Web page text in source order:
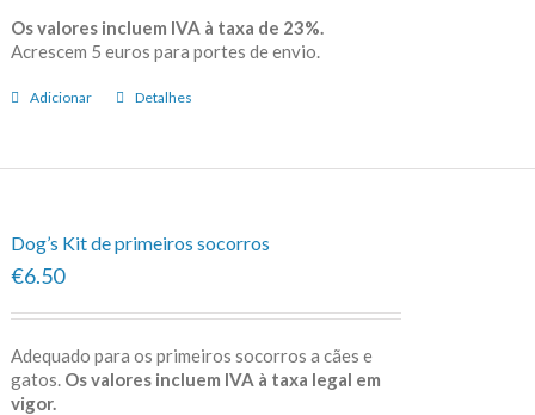
Os valores incluem IVA à taxa de 23%.
Acrescem 5 euros para portes de envio.
Adicionar Detalhes
Dog’s Kit de primeiros socorros
€6.50
Adequado para os primeiros socorros a cães e
gatos. Os valores incluem IVA à taxa legal em
vigor.